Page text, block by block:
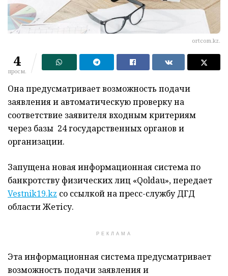
ortcom.kz.
4
просм.
Она предусматривает возможность подачи
заявления и автоматическую проверку на
соответствие заявителя входным критериям
через базы 24 государственных органов и
организации.
Запущена новая информационная система по
банкротству физических лиц «Qoldau», передает
Vestnik19.kz со ссылкой на пресс-службу ДГД
области Жетісу.
РЕКЛАМА
Эта информационная система предусматривает
возможность подачи заявления и